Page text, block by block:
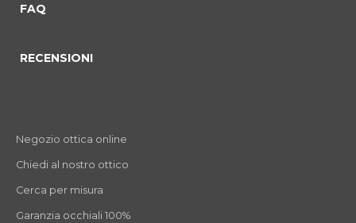
FAQ
RECENSIONI
Negozio ottica online
Chiedi al nostro ottico
Cerca per misura
Garanzia occhiali 100%